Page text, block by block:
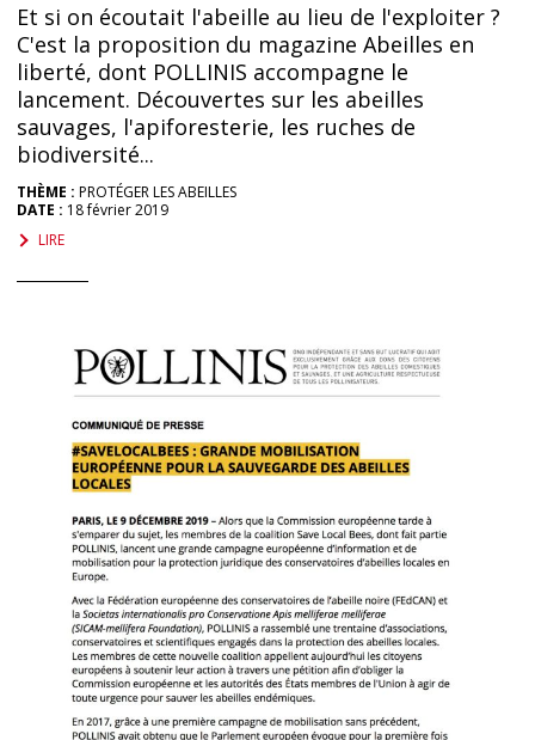
Et si on écoutait l'abeille au lieu de l'exploiter ?
C'est la proposition du magazine Abeilles en
liberté, dont POLLINIS accompagne le
lancement. Découvertes sur les abeilles
sauvages, l'apiforesterie, les ruches de
biodiversité...
THÈME : PROTÉGER LES ABEILLES
DATE : 18 février 2019
LIRE